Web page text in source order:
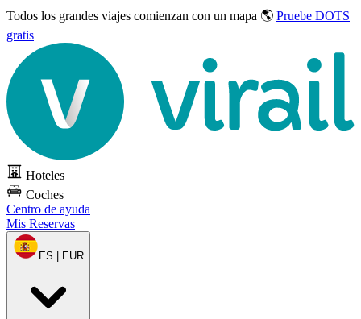
Todos los grandes viajes comienzan con un mapa 🌎 Pruebe DOTS
gratis
Hoteles
Coches
Centro de ayuda
Mis Reservas
ES | EUR